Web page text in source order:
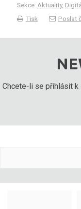
Sekce: Aktuality,
Tisk
Poslat
Chcete-li se přihlásit k